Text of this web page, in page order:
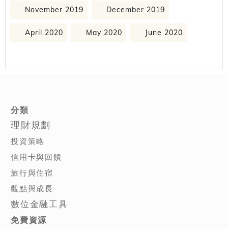
November 2019 December 2019
April 2020 May 2020 June 2020
分類
理財規劃
投資策略
信用卡與回饋
旅行與住宿
觀點與成長
數位金融工具
免費資源